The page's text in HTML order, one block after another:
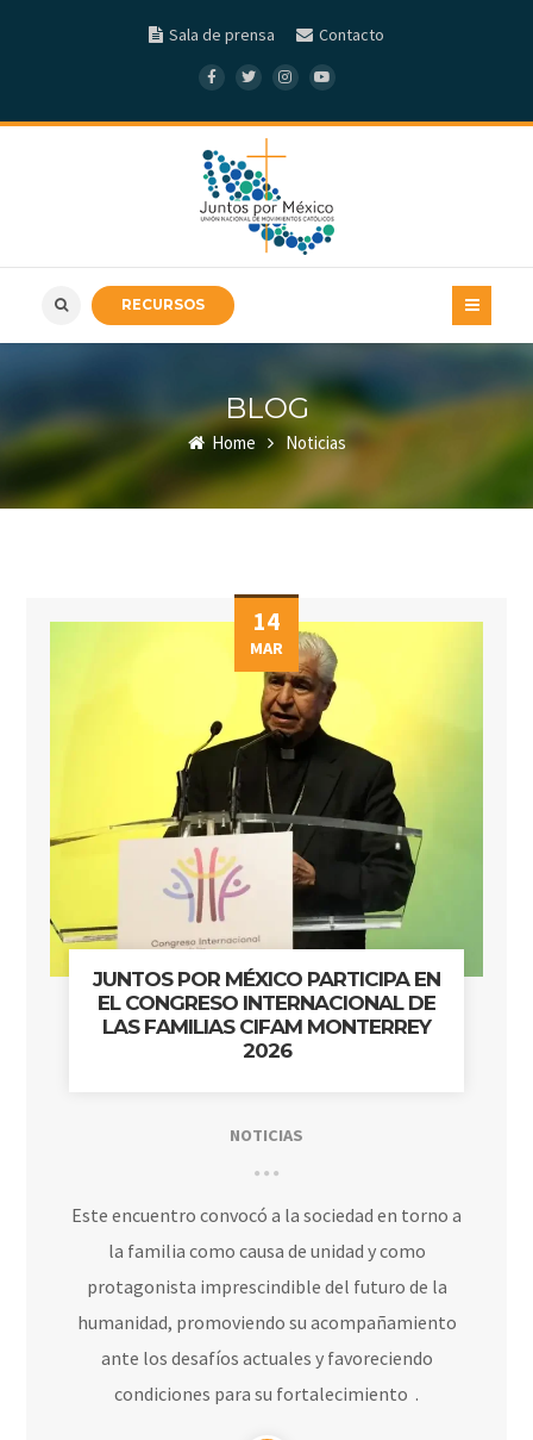
Sala de prensa Contacto
RECURSOS
BLOG
Home Noticias
14
MAR
JUNTOS POR MÉXICO PARTICIPA EN
EL CONGRESO INTERNACIONAL DE
LAS FAMILIAS CIFAM MONTERREY
2026
NOTICIAS
Este encuentro convocó a la sociedad en torno a
la familia como causa de unidad y como
protagonista imprescindible del futuro de la
humanidad, promoviendo su acompañamiento
ante los desafíos actuales y favoreciendo
condiciones para su fortalecimiento .